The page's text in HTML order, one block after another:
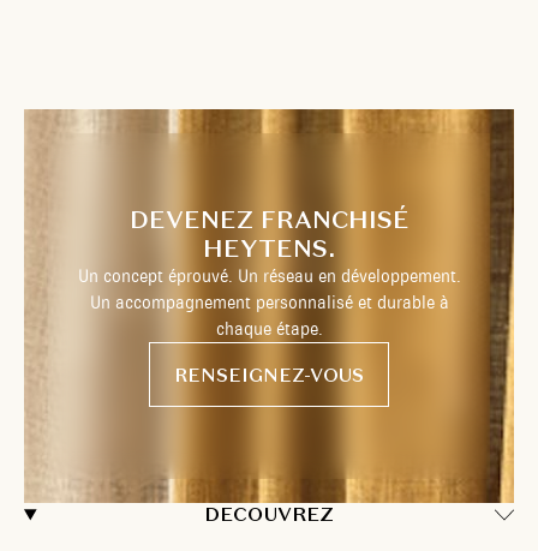
DECOUVREZ
DEVENEZ FRANCHISÉ
HEYTENS.
Un concept éprouvé. Un réseau en développement.
Un accompagnement personnalisé et durable à
chaque étape.
RENSEIGNEZ-VOUS